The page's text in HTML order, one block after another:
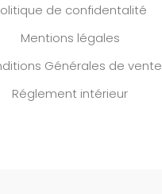
de confidentalité
Mentions légales
Générales de vente
Réglement intérieur